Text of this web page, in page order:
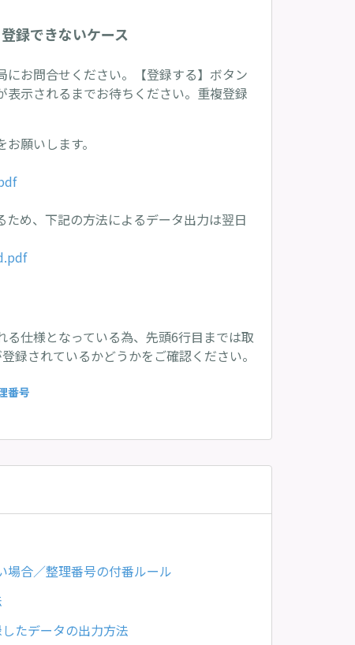
録できないケース
にお問合せください。【登録する】ボタン
示されるまでお待ちください。重複登録
願いします。
め、下記の方法によるデータ出力は翌日
仕様となっている為、先頭6行目までは取
録されているかどうかをご確認ください。
番号
場合／整理番号の付番ルール
たデータの出力方法